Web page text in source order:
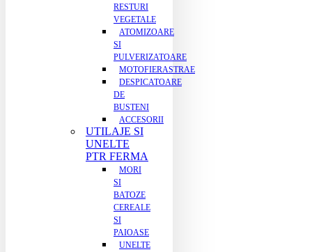
RESTURI
VEGETALE
ATOMIZOARE
SI
PULVERIZATOARE
MOTOFIERASTRAE
DESPICATOARE
DE
BUSTENI
ACCESORII
UTILAJE SI
UNELTE
PTR FERMA
MORI
SI
BATOZE
CEREALE
SI
PAIOASE
UNELTE